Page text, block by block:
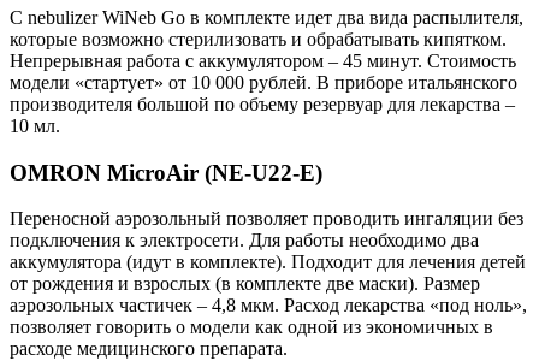
С nebulizer WiNeb Go в комплекте идет два вида распылителя,
которые возможно стерилизовать и обрабатывать кипятком.
Непрерывная работа с аккумулятором – 45 минут. Стоимость
модели «стартует» от 10 000 рублей. В приборе итальянского
производителя большой по объему резервуар для лекарства –
10 мл.
OMRON MicroAir (NE-U22-E)
Переносной аэрозольный позволяет проводить ингаляции без
подключения к электросети. Для работы необходимо два
аккумулятора (идут в комплекте). Подходит для лечения детей
от рождения и взрослых (в комплекте две маски). Размер
аэрозольных частичек – 4,8 мкм. Расход лекарства «под ноль»,
позволяет говорить о модели как одной из экономичных в
расходе медицинского препарата.